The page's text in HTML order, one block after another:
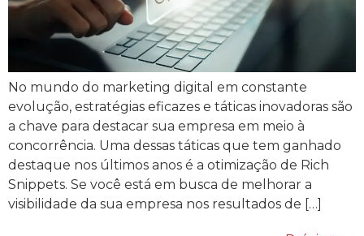
No mundo do marketing digital em constante
evolução, estratégias eficazes e táticas inovadoras são
a chave para destacar sua empresa em meio à
concorrência. Uma dessas táticas que tem ganhado
destaque nos últimos anos é a otimização de Rich
Snippets. Se você está em busca de melhorar a
visibilidade da sua empresa nos resultados de […]